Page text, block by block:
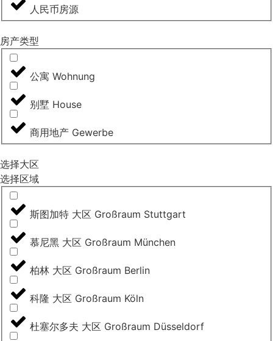
人民币房源
房产类型
公寓 Wohnung
别墅 House
商用地产 Gewerbe
选择大区
选择区域
斯图加特 大区 Großraum Stuttgart
慕尼黑 大区 Großraum München
柏林 大区 Großraum Berlin
科隆 大区 Großraum Köln
杜塞尔多夫 大区 Großraum Düsseldorf